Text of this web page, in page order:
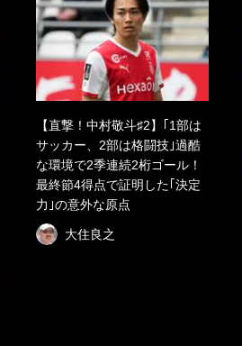
【直撃！中村敬斗♯2】｢1部は
サッカー、2部は格闘技｣過酷
な環境で2季連続2桁ゴール！
最終節4得点で証明した｢決定
力｣の意外な原点
大住良之